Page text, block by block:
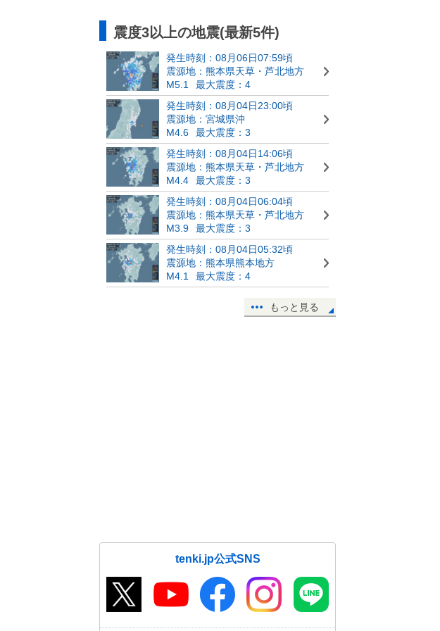
震度3以上の地震(最新5件)
発生時刻：08月06日07:59頃
震源地：熊本県天草・芦北地方
M5.1
最大震度：4
発生時刻：08月04日23:00頃
震源地：宮城県沖
M4.6
最大震度：3
発生時刻：08月04日14:06頃
震源地：熊本県天草・芦北地方
M4.4
最大震度：3
発生時刻：08月04日06:04頃
震源地：熊本県天草・芦北地方
M3.9
最大震度：3
発生時刻：08月04日05:32頃
震源地：熊本県熊本地方
M4.1
最大震度：4
もっと見る
tenki.jp公式SNS